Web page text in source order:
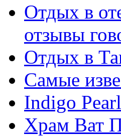
Отдых в
отзывы
Отдых в
Самые
Indigo
Храм Ват